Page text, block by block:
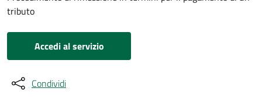
tributo
Accedi al servizio
Condividi